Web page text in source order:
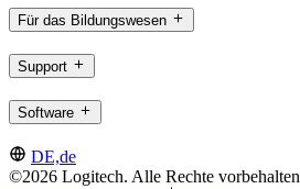
Für das Bildungswesen
Support
Software
DE,de
©2026 Logitech. Alle Rechte vorbehalten